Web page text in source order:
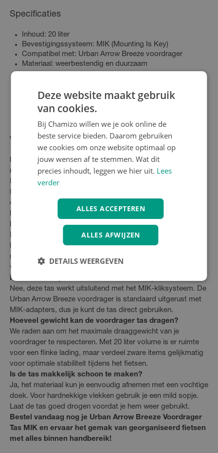
Specificaties
Inhoud: 20 liter
Bevestigingssysteem: MIK (Mounting Is Key)
Compatibel met: Urban Arrow Breeze voordrager
Materiaal: weerbestendig en duurzaam
Veelgestelde vragen
Past deze voordrager tas ook op andere Urban Arrow
modellen?
Deze tas is specifiek ontworpen voor de Urban Arrow
Breeze. Voor andere modellen zoals de Family of Cargo zijn
er aparte voordrager tassen beschikbaar die perfect passen
bij die frames.
Hoe waterdicht is de Breeze Voordrager Tas?
De tas is gemaakt van weerbestendig materiaal dat
beschermt tegen lichte regen en spatwater. Voor zware
regenbuien raden we aan een regenhoes te gebruiken of
waardevolle spullen extra te beschermen.
Kan ik de tas gebruiken zonder MIK-adapter?
Nee, deze tas werkt uitsluitend met het MIK-kliksysteem. De
Urban Arrow Breeze voordrager is standaard uitgerust met
MIK-adapters, dus je kunt de tas direct gebruiken.
Hoeveel gewicht kan de voordrager tas dragen?
We raden aan om het maximale draaggewicht van je
voordrager te respecteren. Met 20 liter volume is er ruimte
voor een flinke lading, maar verdeel zware items gelijkmatig
voor optimale stabiliteit tijdens het fietsen.
Is de tas makkelijk schoon te maken?
Ja, het materiaal kun je eenvoudig afnemen met een vochtige
doek. Voor hardnekkige vlekken gebruik je een mild sopje.
Laat de tas goed drogen voordat je hem weer gebruikt.
Bestel vandaag nog je Urban Arrow Breeze Voordrager
Tas MIK en ervaar het gemak van georganiseerd fietsen
met alles binnen handbereik!
Deze website maakt gebruik
van cookies.
Bij Chamizo willen we je ook online de
beste service bieden. Daarom gebruiken
we cookies om onze website optimaal op
jouw wensen af te stemmen. Wat dit
precies inhoudt, leggen we hier uit. Lees
verder
ALLES ACCEPTEREN
ALLES AFWIJZEN
DETAILS WEERGEVEN